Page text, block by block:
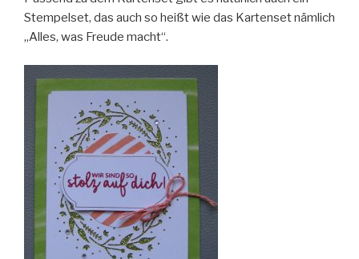
Stempelset, das auch so heißt wie das Kartenset nämlich
„Alles, was Freude macht“.